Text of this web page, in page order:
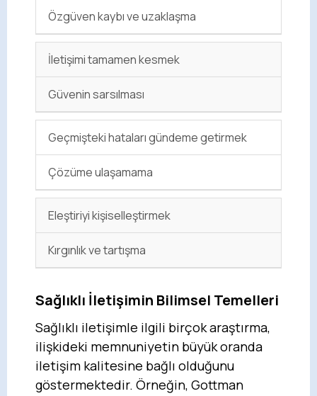
Özgüven kaybı ve uzaklaşma
İletişimi tamamen kesmek
Güvenin sarsılması
Geçmişteki hataları gündeme getirmek
Çözüme ulaşamama
Eleştiriyi kişiselleştirmek
Kırgınlık ve tartışma
Sağlıklı İletişimin Bilimsel Temelleri
Sağlıklı iletişimle ilgili birçok araştırma,
ilişkideki memnuniyetin büyük oranda
iletişim kalitesine bağlı olduğunu
göstermektedir. Örneğin, Gottman